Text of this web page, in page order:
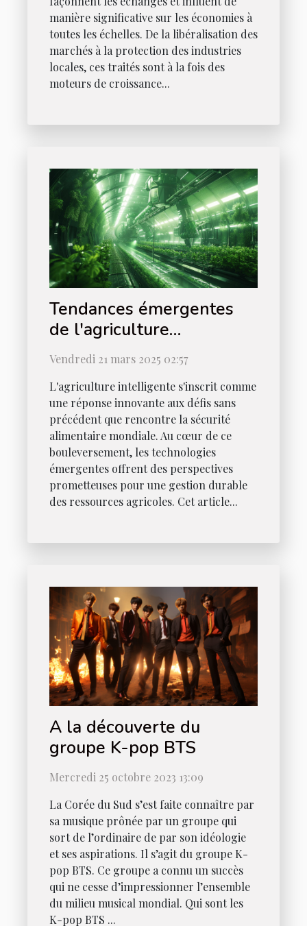
manière significative sur les économies à
toutes les échelles. De la libéralisation des
marchés à la protection des industries
locales, ces traités sont à la fois des
moteurs de croissance...
Tendances émergentes
de l'agriculture
intelligente et leur impact
sur la sécurité alimentaire
mondiale
Vendredi 21 mars 2025 02:57
L'agriculture intelligente s'inscrit comme
une réponse innovante aux défis sans
précédent que rencontre la sécurité
alimentaire mondiale. Au cœur de ce
bouleversement, les technologies
émergentes offrent des perspectives
prometteuses pour une gestion durable
des ressources agricoles. Cet article...
A la découverte du
groupe K-pop BTS
Mercredi 25 octobre 2023 13:09
La Corée du Sud s’est faite connaître par
sa musique prônée par un groupe qui
sort de l’ordinaire de par son idéologie
et ses aspirations. Il s’agit du groupe K-
pop BTS. Ce groupe a connu un succès
qui ne cesse d’impressionner l’ensemble
du milieu musical mondial. Qui sont les
K-pop BTS ...